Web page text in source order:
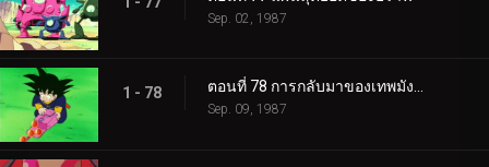
Sep. 02, 1987
1 - 78 ตอนที่ 78 การกลับมาของเทพมังกร
Sep. 09, 1987